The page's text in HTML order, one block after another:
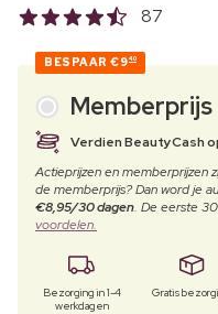
87
BESPAAR €940
Memberprijs
Verdien BeautyCash
Actieprijzen en memberprijzen
de memberprijs? Dan word je
€8,95/30 dagen. De eerste
voordelen.
Bezorging in 1-4
werkdagen
Gratis